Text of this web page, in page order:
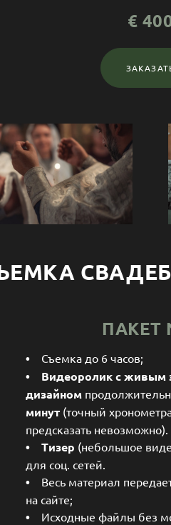
€
ПАКЕТ
• Съемка до 6 часов;
• Видеороликс живым
дизайном
минут (точный
предсказать невозможно).
• Тизер (небольшое
для соц. сетей.
• Весь материал
на сайте;
• Исходные файлы без